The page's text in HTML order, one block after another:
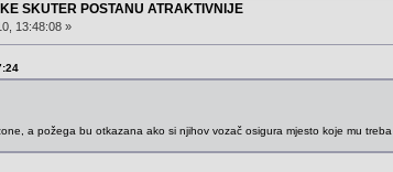
SKUTER POSTANU ATRAKTIVNIJE
13:48:08 »
a požega bu otkazana ako si njihov vozač osigura mjesto koje mu treba